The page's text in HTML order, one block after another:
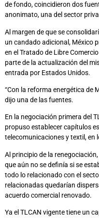
de fondo, coincidieron dos
anonimato, una del sector
Al margen de que se
un candado adicional, México
en el Tratado de Libre
parte de la actualización del
entrada por Estados Unidos.
“Con la reforma energética de
dijo una de las fuentes.
En la negociación primera del
propuso establecer capítulos
telecomunicaciones y textil, en
Al principio de la
que aún no se definía si se
todo lo relacionado con el
relacionadas quedarían
acuerdo comercial renovado.
Ya el TLCAN vigente tiene un